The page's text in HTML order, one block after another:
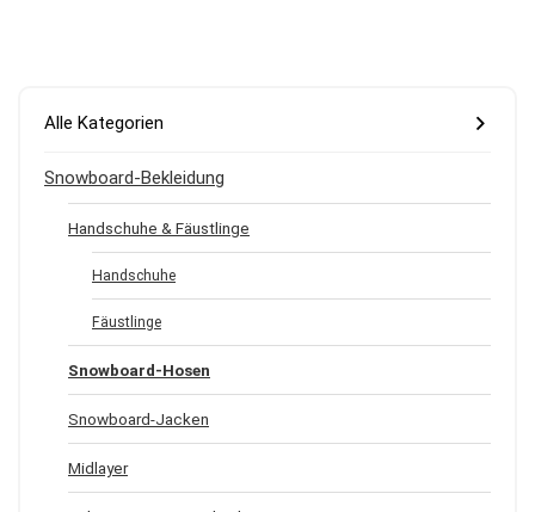
Alle Kategorien
Snowboard-Bekleidung
Handschuhe & Fäustlinge
Handschuhe
Fäustlinge
Snowboard-Hosen
Snowboard-Jacken
Midlayer